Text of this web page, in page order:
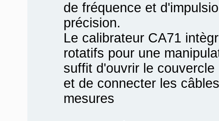
de fréquence et
précision.
Le calibrateur CA71
rotatifs pour une
suffit d'ouvrir le
et de connecter les
mesures